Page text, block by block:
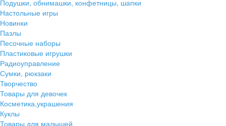
Подушки, обнимашки, конфетницы, шапки
Настольные игры
Новинки
Пазлы
Песочные наборы
Пластиковые игрушки
Радиоуправление
Сумки, рюкзаки
Творчество
Товары для девочек
Косметика,украшения
Куклы
Товары для малышей